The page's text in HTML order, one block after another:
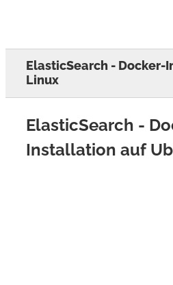
ElasticSearch -
Linux
ElasticSearch -
Installation auf